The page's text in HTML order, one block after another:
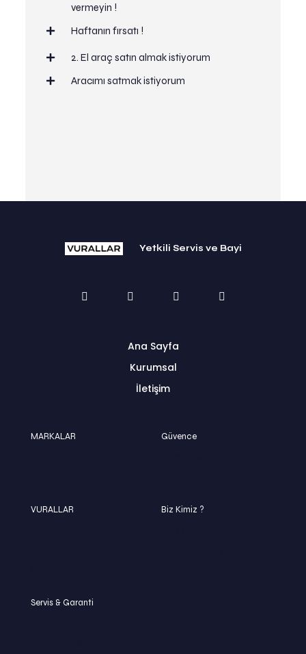
vermeyin !
Haftanın fırsatı !
2. El araç satın almak istiyorum
Aracımı satmak istiyorum
Yetkili Servis ve Bayi
Ana Sayfa
Kurumsal
İletişim
MARKALAR
VURALLAR
Güvence
Biz Kimiz ?
Servis & Garanti